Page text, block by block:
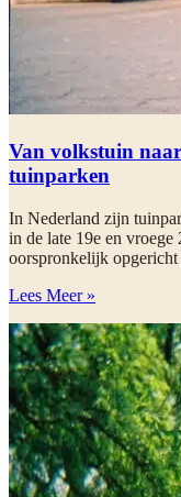
Van volkstuin
tuinparken
In Nederland zijn
in de late 19e en vroege
oorspronkelijk opgericht
Lees Meer »